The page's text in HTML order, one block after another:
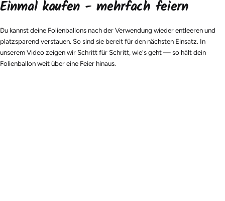
Einmal kaufen - mehrfach feiern
Du kannst deine Folienballons nach der Verwendung wieder entleeren und
platzsparend verstauen. So sind sie bereit für den nächsten Einsatz. In
unserem Video zeigen wir Schritt für Schritt, wie's geht — so hält dein
Folienballon weit über eine Feier hinaus.